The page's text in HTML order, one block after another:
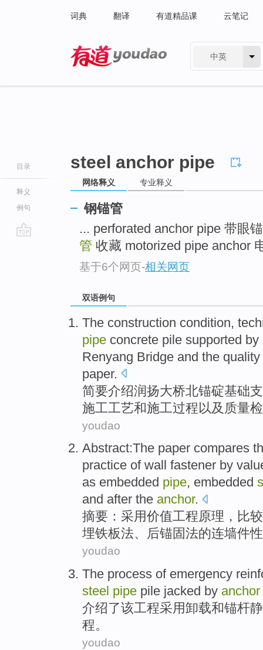
词典 翻译 有道精品课 云笔记
中英
目录
释义
例句
steel anchor pipe
网络释义 专业释义
钢锚管
... perforated anchor pipe 带眼
管 收藏 motorized pipe anchor
基于6个网页-相关网页
双语例句
The construction condition,
pipe concrete pile supported by
Renyang Bridge and the quality
paper.
简要介绍润扬大桥北锚碇基础
施工工艺和施工过程以及 质量
youdao
Abstract:The paper compares
practice of wall fastener by
as embedded pipe, embedded
and after the anchor.
摘要 ：采用价值工程原理 ， 比较
埋铁板法、后锚固法的连墙件
youdao
The process of emergency
steel pipe pile jacked by anchor
介绍了该工程采用卸载和锚杆
程。
youdao